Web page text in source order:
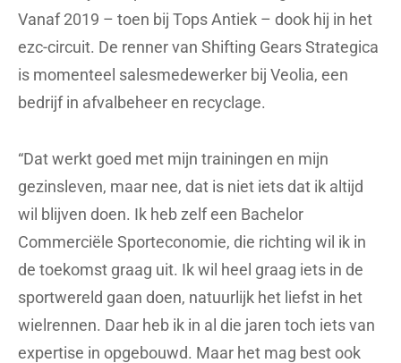
Vanaf 2019 – toen bij Tops Antiek – dook hij in het
ezc-circuit. De renner van Shifting Gears Strategica
is momenteel salesmedewerker bij Veolia, een
bedrijf in afvalbeheer en recyclage.
“Dat werkt goed met mijn trainingen en mijn
gezinsleven, maar nee, dat is niet iets dat ik altijd
wil blijven doen. Ik heb zelf een Bachelor
Commerciële Sporteconomie, die richting wil ik in
de toekomst graag uit. Ik wil heel graag iets in de
sportwereld gaan doen, natuurlijk het liefst in het
wielrennen. Daar heb ik in al die jaren toch iets van
expertise in opgebouwd. Maar het mag best ook